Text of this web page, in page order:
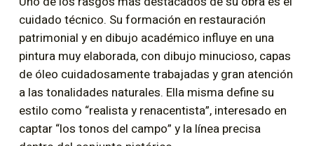
cuidado técnico. Su formación en restauración
patrimonial y en dibujo académico influye en una
pintura muy elaborada, con dibujo minucioso, capas
de óleo cuidadosamente trabajadas y gran atención
a las tonalidades naturales. Ella misma define su
estilo como “realista y renacentista”, interesado en
captar “los tonos del campo” y la línea precisa